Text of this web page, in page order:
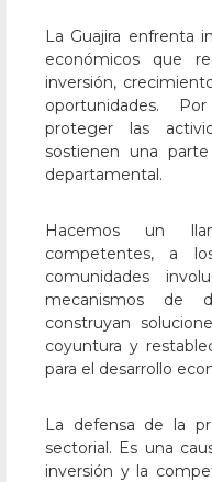
La Guajira enfrenta
económicos que
inversión,
oportunidades.
proteger las
sostienen una
departamental.
Hacemos un
competentes, a
comunidades
mecanismos de
construyan
coyuntura y
para el desarrollo
La defensa de la
sectorial. Es una
inversión y la